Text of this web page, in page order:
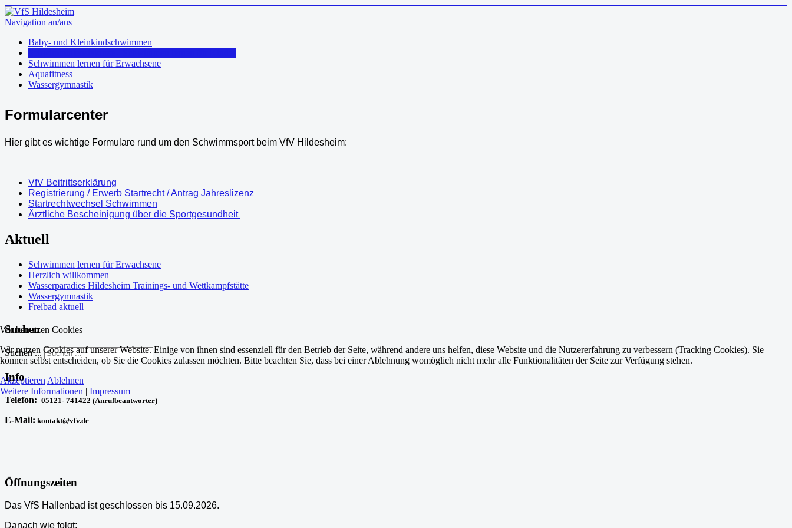
Navigation an/aus
Baby- und Kleinkindschwimmen
Schwimmen lernen für Erwachsene
Aquafitness
Wassergymnastik
Formularcenter
Hier gibt es wichtige Formulare rund um den Schwimmsport beim VfV Hildesheim:
VfV Beitrittserklärung
Registrierung / Erwerb Startrecht / Antrag Jahreslizenz
Startrechtwechsel Schwimmen
Ärztliche Bescheinigung über die Sportgesundheit
Aktuell
Schwimmen lernen für Erwachsene
Herzlich willkommen
Wasserparadies Hildesheim Trainings- und Wettkampfstätte
Wassergymnastik
Freibad aktuell
Suchen
Suchen ...
Info
Telefon: 05121- 741422 (Anrufbeantworter)
E-Mail: kontakt@vfv.de
Öffnungszeiten
Das VfS Hallenbad ist geschlossen bis 15.09.2026.
Danach wie folgt:
Wir benutzen Cookies
Wir nutzen Cookies auf unserer Website. Einige von ihnen sind essenziell für den Betrieb der Seite, während andere uns helfen, diese Website und die Nutzererfahrung zu verbessern (Tracking Cookies). Sie
können selbst entscheiden, ob Sie die Cookies zulassen möchten. Bitte beachten Sie, dass bei einer Ablehnung womöglich nicht mehr alle Funktionalitäten der Seite zur Verfügung stehen.
Akzeptieren Ablehnen
Weitere Informationen | Impressum